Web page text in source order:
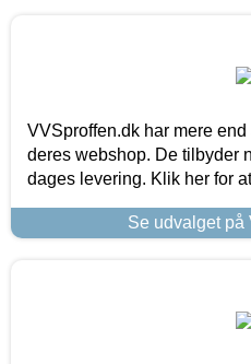
VVSproffen.dk har mere
deres webshop. De tilbyder
dages levering. Klik her for
Se udvalget på